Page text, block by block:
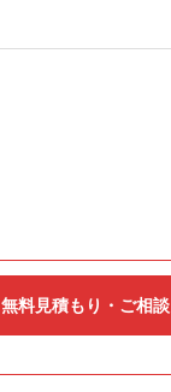
無料見積もり・ご相談